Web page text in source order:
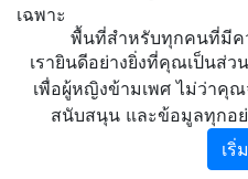
เฉพาะ
พื้นที่สำหรับทุกคนที่มีค
เรายินดีอย่างยิ่งที่คุณเป็นส่
เพื่อผู้หญิงข้ามเพศ ไม่ว่าคุ
สนับสนุน และข้อมูลทุกอ
เริ่